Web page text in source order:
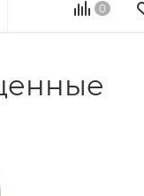
0